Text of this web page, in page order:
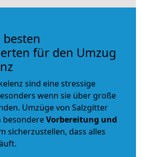
für den Umzug
sind eine stressige
wenn sie über große
Umzüge von Salzgitter
Vorbereitung und
sicherzustellen, dass alles